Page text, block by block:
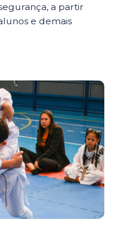
a partir
e demais